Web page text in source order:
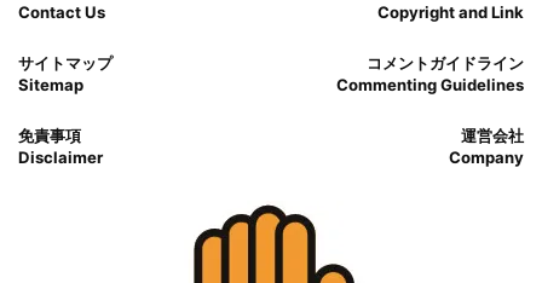
Contact Us
Copyright and Link
サイトマップ
Sitemap
コメントガイドライン
Commenting Guidelines
免責事項
Disclaimer
運営会社
Company